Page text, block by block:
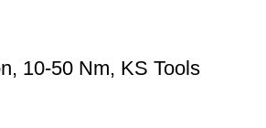
10-50 Nm, KS Tools